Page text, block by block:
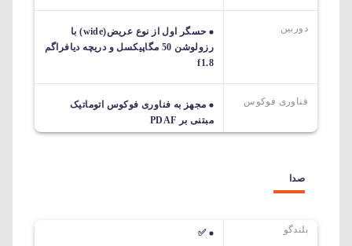
دوربین
حسگر اول از نوع عریض(wide) با
رزولوشن 50 مگاپیکسل و دریچه دیافراگم
f1.8
فناوری فوکوس
مجهز به فناوری فوکوس اتوماتیک
مبتنی بر PDAF
صدا
بلندگو ✅